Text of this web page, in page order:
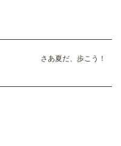
さあ夏だ、歩こう！